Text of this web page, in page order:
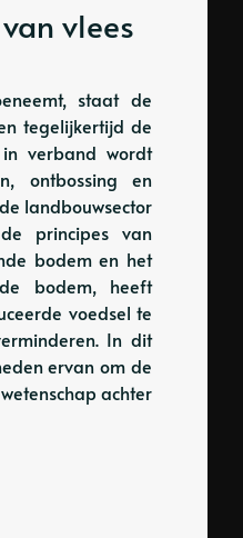
vlees
staat de
tegelijkertijd de
verband wordt
ontbossing en
landbouwsector
principes van
bodem en het
bodem, heeft
voedsel te
In dit
ervan om de
achter